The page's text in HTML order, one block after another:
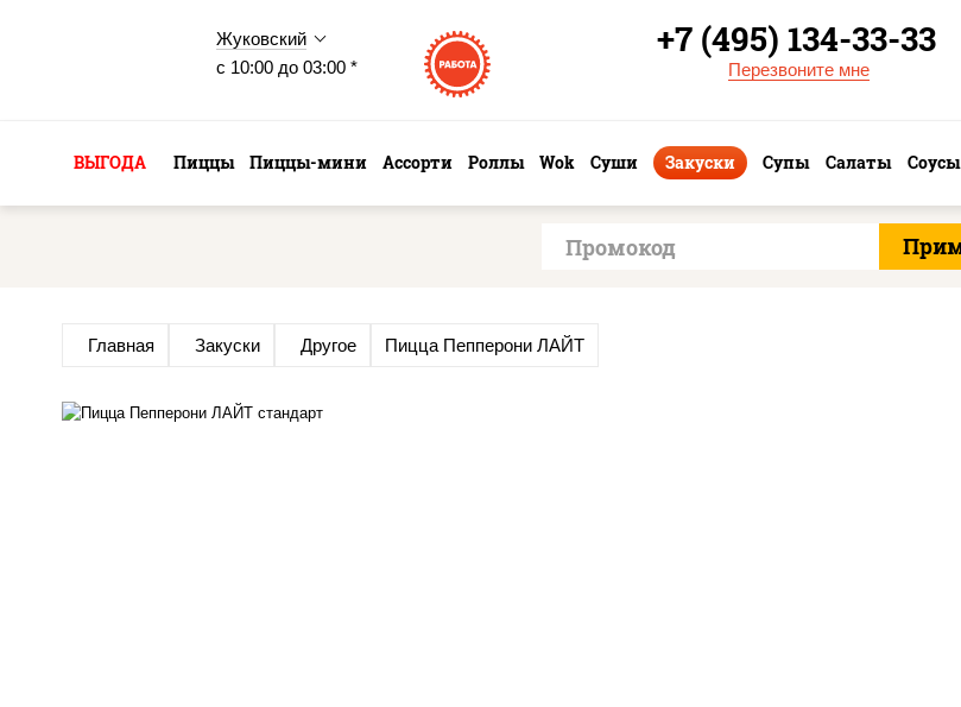
Жуковский
с 10:00 до 03:00 *
+7 (495) 134-33-33
Перезвоните мне
ВЫГОДА Пиццы Пиццы-мини Ассорти Роллы Wok Суши Закуски Супы Салаты Соусы
Главная Закуски Другое Пицца Пепперони ЛАЙТ